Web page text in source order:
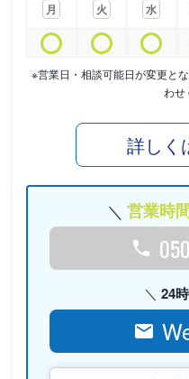
月
火
水
※営業日・相談可能日が変更と
わせ
詳しく
営業時
24